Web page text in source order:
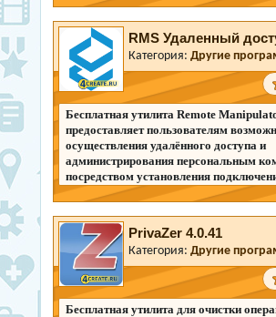
Категория: Другие
Бесплатная утилита Remote
предоставляет пользователям
осуществления удалённого доступа и
администрирования персональным
посредством установления
интернет.
PrivaZer 4.0.41
Категория: Другие
Бесплатная утилита для очистки